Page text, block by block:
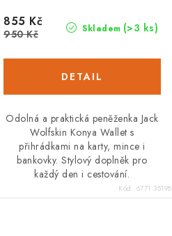
k
t
ů
Skladem (>3 ks)
855 Kč
950 Kč
Odolná a praktická peněženka Jack
Wolfskin Konya Wallet s
přihrádkami na karty, mince i
bankovky. Stylový doplněk pro
každý den i cestování.
Kód: 6771.35198